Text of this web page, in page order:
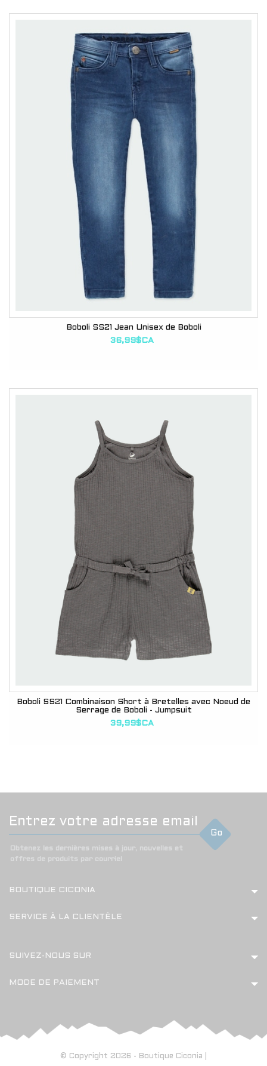
Boboli SS21 Jean Unisex de Boboli
36,99$CA
Boboli SS21 Combinaison Short à Bretelles avec Noeud de
Serrage de Boboli - Jumpsuit
39,99$CA
Go
Obtenez les dernières mises à jour, nouvelles et
offres de produits par courriel
BOUTIQUE CICONIA
SERVICE À LA CLIENTÈLE
SUIVEZ-NOUS SUR
MODE DE PAIEMENT
© Copyright 2026 - Boutique Ciconia |